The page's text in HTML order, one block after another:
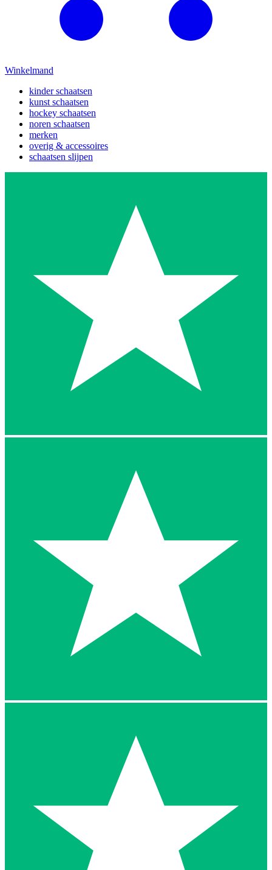
Winkelmand
kinder schaatsen
kunst schaatsen
hockey schaatsen
noren schaatsen
merken
overig & accessoires
schaatsen slijpen